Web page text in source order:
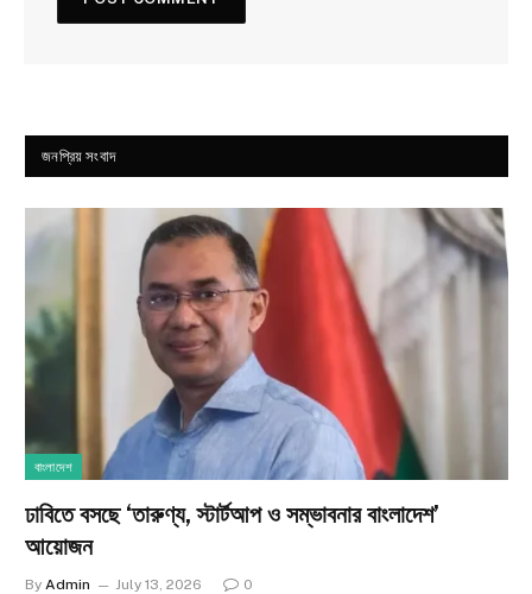
জনপ্রিয় সংবাদ
বাংলাদেশ
ঢাবিতে বসছে ‘তারুণ্য, স্টার্টআপ ও সম্ভাবনার বাংলাদেশ’
আয়োজন
By Admin July 13, 2026 0